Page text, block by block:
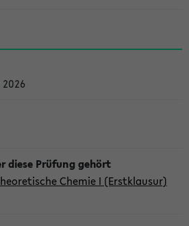
Chemie I (Erstklausur)